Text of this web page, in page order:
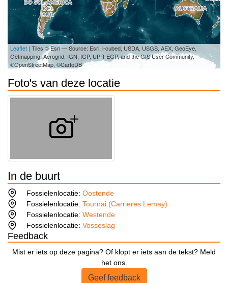
Leaflet | Tiles © Esri — Source: Esri, i-cubed, USDA, USGS, AEX, GeoEye,
Getmapping, Aerogrid, IGN, IGP, UPR-EGP, and the GIS User Community,
©OpenStreetMap, ©CartoDB
Foto's van deze locatie
In de buurt
Fossielenlocatie:Oostende
Fossielenlocatie:Tournai (Carrieres Lemay)
Fossielenlocatie:Westende
Fossielenlocatie:Vosseslag
Feedback
Mist er iets op deze pagina? Of klopt er iets aan de tekst? Meld
het ons.
Geef feedback